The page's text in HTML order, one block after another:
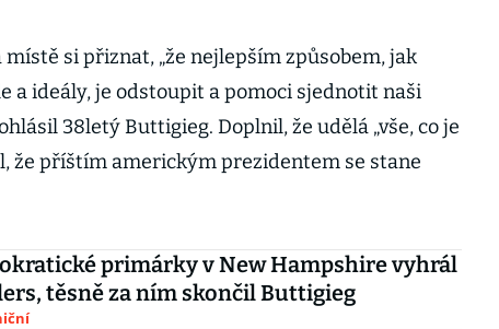
si přiznat, „že nejlepším způsobem, jak
a ideály, je odstoupit a pomoci sjednotit naši
38letý Buttigieg. Doplnil, že udělá „vše, co je
že příštím americkým prezidentem se stane
primárky v New Hampshire vyhrál
těsně za ním skončil Buttigieg